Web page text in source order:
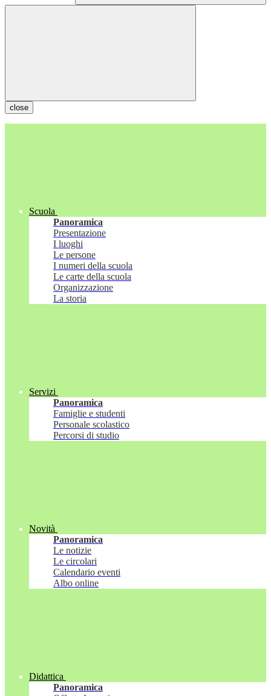
close
Scuola
Panoramica
Presentazione
I luoghi
Le persone
I numeri della scuola
Le carte della scuola
Organizzazione
La storia
Servizi
Panoramica
Famiglie e studenti
Personale scolastico
Percorsi di studio
Novità
Panoramica
Le notizie
Le circolari
Calendario eventi
Albo online
Didattica
Panoramica